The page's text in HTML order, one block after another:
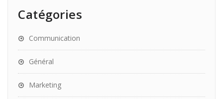
Catégories
Communication
Général
Marketing